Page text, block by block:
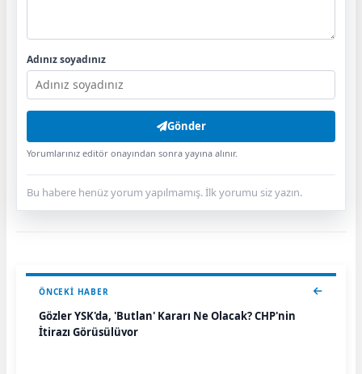
Adınız soyadınız
Gönder
Yorumlarınız editör onayından sonra yayına alınır.
Bu habere henüz yorum yapılmamış. İlk yorumu siz yazın.
ÖNCEKI HABER
Gözler YSK'da, 'Butlan' Kararı Ne Olacak? CHP'nin
İtirazı Görüşülüyor